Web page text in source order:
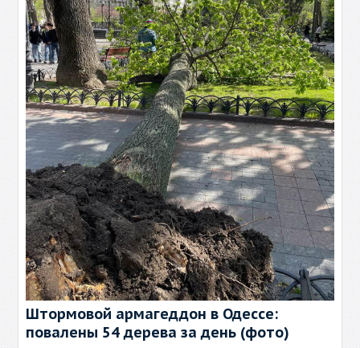
Штормовой армагеддон в Одессе:
повалены 54 дерева за день (фото)